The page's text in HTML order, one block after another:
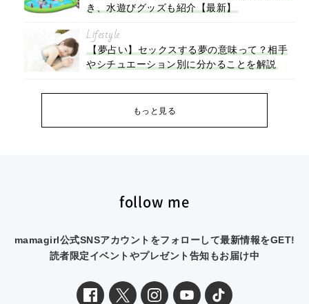
き、水遊びグッズも紹介【最新】
Lifestyle
【夢占い】セックスする夢の意味って？相手
やシチュエーション別に分かることを解説
もっと見る
follow me
mamagirl公式SNSアカウントをフォローして最新情報をGET!
読者限定イベントやプレゼント告知もお届け中